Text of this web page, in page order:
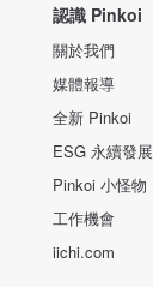
認識 Pinkoi
關於我們
媒體報導
全新 Pinkoi
ESG 永續發展
Pinkoi 小怪物
工作機會
iichi.com